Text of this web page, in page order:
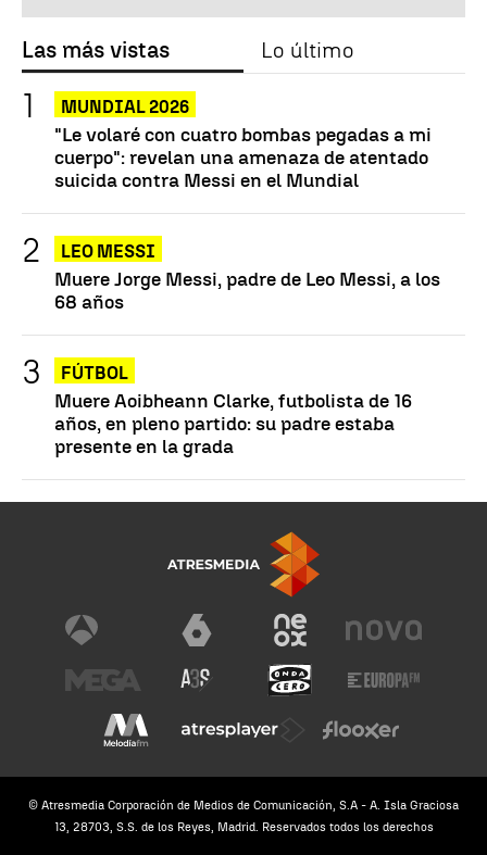
Las más vistas Lo último
MUNDIAL 2026
"Le volaré con cuatro bombas pegadas a mi
cuerpo": revelan una amenaza de atentado
suicida contra Messi en el Mundial
LEO MESSI
Muere Jorge Messi, padre de Leo Messi, a los
68 años
FÚTBOL
Muere Aoibheann Clarke, futbolista de 16
años, en pleno partido: su padre estaba
presente en la grada
© Atresmedia Corporación de Medios de Comunicación, S.A - A. Isla Graciosa
13, 28703, S.S. de los Reyes, Madrid. Reservados todos los derechos